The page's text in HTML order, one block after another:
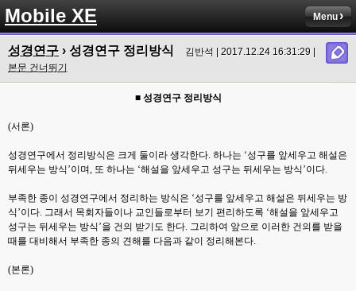
Mobile XE Menu
성경연구 › 성경연구 정리방식
김반석 | 2017.12.24 16:31:29 |
본문 건너뛰기
■ 성경연구 정리방식
(서론)
성경연구에서 정리방식은 크게 둘이라 생각한다. 하나는 ‘성구를 앞세우고 해설은
뒤세우는 방식 ’이며, 또 하나는 ‘해설을 앞세우고 성구는 뒤세우는 방식 ’이다.
부족한 종이 성경연구에서 정리하는 방식은 ‘성구를 앞세우고 해설은 뒤세우는 방
식 ’이다. 그래서 목회자들이나 교인들로부터 보기 편리하도록 ‘해설을 앞세우고
성구는 뒤세우는 방식 ’을 건의 받기도 한다. 그리하여 앞으로 이러한 건의를 받을
때를 대비해서 부족한 종의 견해를 다음과 같이 정리해본다.
(본론)